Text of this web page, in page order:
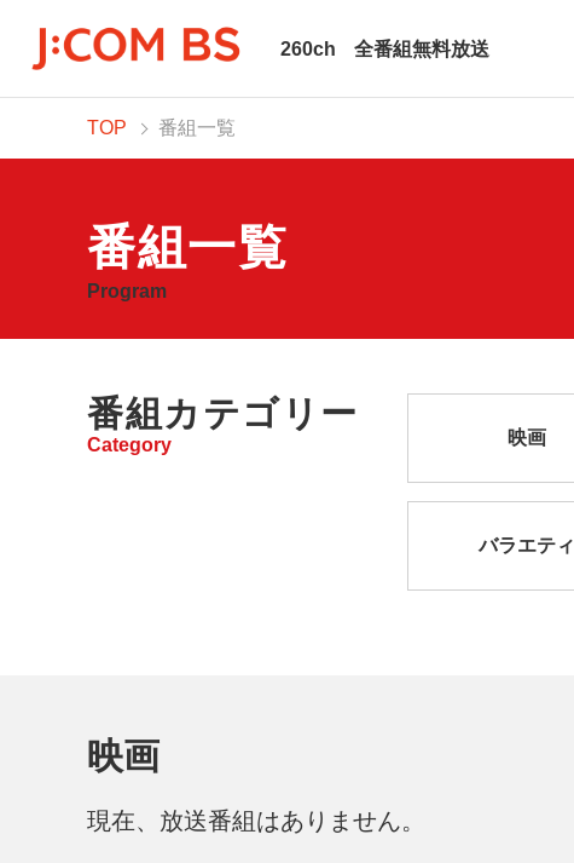
260ch 全番組無料放送
TOP 番組一覧
番組一覧
Program
番組カテゴリー
Category 映画
バラエティ
映画
現在、放送番組はありません。